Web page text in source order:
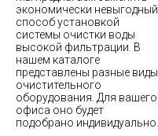
экономически невыгодный
способ установкой
системы очистки воды
высокой фильтрации. В
нашем каталоге
представлены разные виды
очистительного
оборудования. Для вашего
офиса оно будет
подобрано индивидуально.